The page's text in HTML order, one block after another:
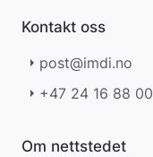
Kontakt oss
post@imdi.no
+47 24 16 88 00
Om nettstedet